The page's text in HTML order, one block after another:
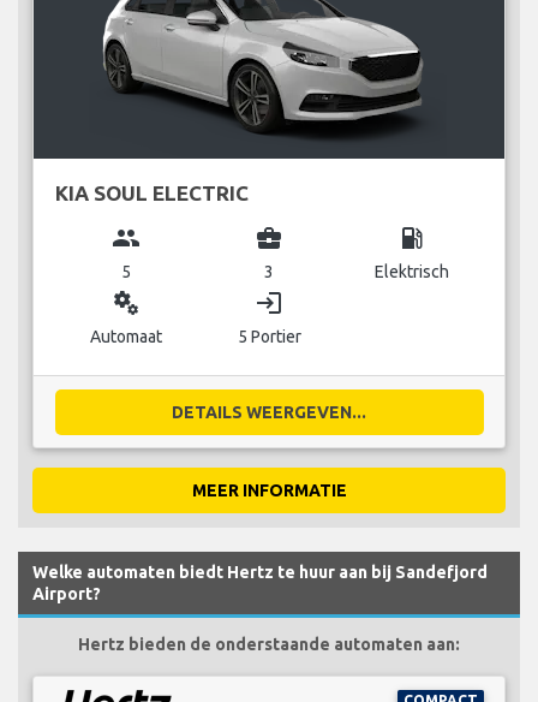
KIA SOUL ELECTRIC
group
5
business_center
3
local_gas_station
Elektrisch
miscellaneous_services
Automaat
login
5 Portier
DETAILS WEERGEVEN...
MEER INFORMATIE
Welke automaten biedt Hertz te huur aan bij Sandefjord
Airport?
Hertz bieden de onderstaande automaten aan: